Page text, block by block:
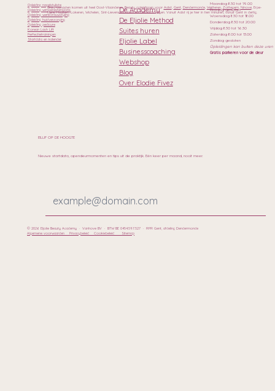
Maandag 8.30 tot 19.00
Dinsdag gesloten
Woensdag 8.30 tot 18.00
Donderdag 8.30 tot 20.00
Vrijdag 8.30 tot 16.30
Zaterdag 8.00 tot 13.00
Zondag gesloten
Opleidingen kan buiten deze uren
Gratis parkeren voor de deur
De Academy
De Eljolie Method
Suites huren
Eljolie Label
Businesscoaching
Webshop
Blog
Over Elodie Fivez
Opleiding nagelstyliste
Opleiding wimperextensions
Opleiding wenkbrauwstyling
Opleiding huidverzorging
Opleiding pedicure
Korean Lash Lift
Perfectietrainingen
Startdata en kalender
BLIJF OP DE HOOGTE
Nieuwe startdata, opendeurmomenten en tips uit de praktijk. Eén keer per maand, nooit meer.
Onze cursisten komen uit heel Oost-Vlaanderen. Beauty opleidingen voor Aalst, Gent, Dendermonde, Wetteren, Zottegem, Ninove, Erpe-
Mere, Haaltert, Lokeren, Wichelen, Sint-Lievens-Houtem en Geraardsbergen. Vanuit Aalst rij je hier in tien minuten, vanuit Gent in dertig.
© 2026 Eljolie Beauty Academy · Vanhove BV · BTW BE 0454.597.527 · RPR Gent, afdeling Dendermonde
Algemene voorwaardenPrivacybeleidCookiebeleid Sitemap